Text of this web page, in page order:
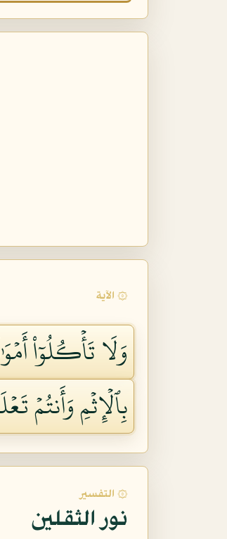
۞ الآية
وَلَا تَأۡكُلُوٓاْ
بِٱلۡإِثۡمِ وَأَنتُمۡ
۞ التفسير
نور الثقلين